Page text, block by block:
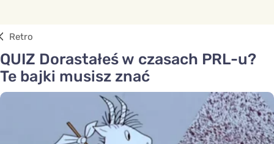
Retro
QUIZ Dorastałeś w czasach PRL-u?
Te bajki musisz znać